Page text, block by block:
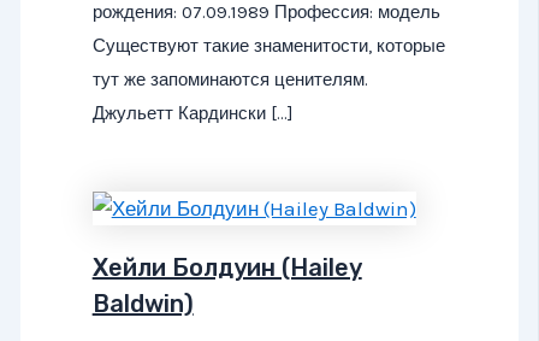
рождения: 07.09.1989 Профессия: модель
Существуют такие знаменитости, которые
тут же запоминаются ценителям.
Джульетт Кардински […]
Хейли Болдуин (Hailey
Baldwin)